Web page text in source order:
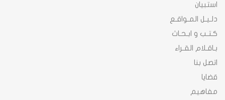
استبيان
دلـيـل المـواقـع
كـتـب و ابـحـاث
بـاقـلام القـراء
اتصل بنا
قضايا
مفاهيم